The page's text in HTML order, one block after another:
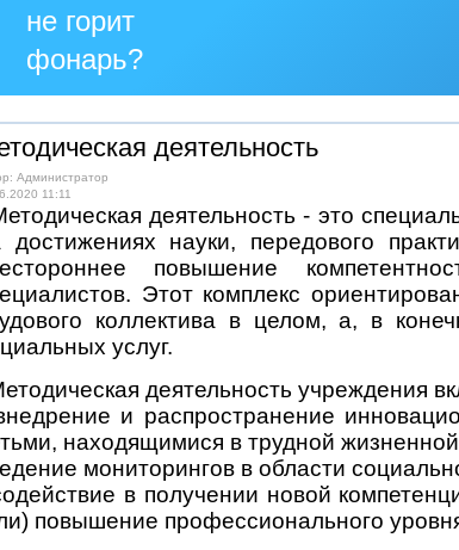
не горит
фонарь?
проблемой —
сообщите о
ней!
Сообщить
о
проблеме
деятельность
Администратор
11:11
деятельность - это
достижениях науки, передового
повышение
Этот комплекс
коллектива в целом, а, в
услуг.
деятельность учреждения
и распространение
находящимися в трудной
мониторингов в области
в получении новой
повышение профессионального